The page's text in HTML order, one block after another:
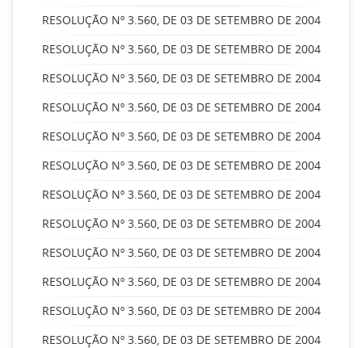
RESOLUÇÃO Nº 3.560, DE 03 DE SETEMBRO DE 2004
RESOLUÇÃO Nº 3.560, DE 03 DE SETEMBRO DE 2004
RESOLUÇÃO Nº 3.560, DE 03 DE SETEMBRO DE 2004
RESOLUÇÃO Nº 3.560, DE 03 DE SETEMBRO DE 2004
RESOLUÇÃO Nº 3.560, DE 03 DE SETEMBRO DE 2004
RESOLUÇÃO Nº 3.560, DE 03 DE SETEMBRO DE 2004
RESOLUÇÃO Nº 3.560, DE 03 DE SETEMBRO DE 2004
RESOLUÇÃO Nº 3.560, DE 03 DE SETEMBRO DE 2004
RESOLUÇÃO Nº 3.560, DE 03 DE SETEMBRO DE 2004
RESOLUÇÃO Nº 3.560, DE 03 DE SETEMBRO DE 2004
RESOLUÇÃO Nº 3.560, DE 03 DE SETEMBRO DE 2004
RESOLUÇÃO Nº 3.560, DE 03 DE SETEMBRO DE 2004